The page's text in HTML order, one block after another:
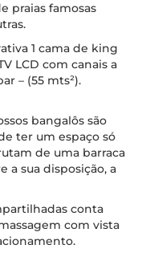
praias famosas
1 cama de king
LCD com canais a
– (55 mts²).
bangalôs são
ter um espaço só
de uma barraca
a sua disposição, a
conta
com vista